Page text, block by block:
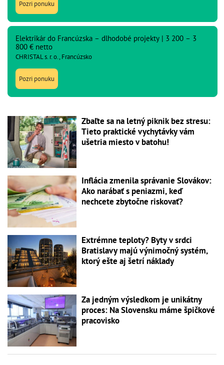
Pozri ponuku
Elektrikár do Francúzska – dlhodobé projekty | 3 200 – 3
800 € netto
CHRISTAL s. r. o., Francúzsko
Pozri ponuku
Zbaľte sa na letný piknik bez stresu:
Tieto praktické vychytávky vám
ušetria miesto v batohu!
Inflácia zmenila správanie Slovákov:
Ako narábať s peniazmi, keď
nechcete zbytočne riskovať?
Extrémne teploty? Byty v srdci
Bratislavy majú výnimočný systém,
ktorý ešte aj šetrí náklady
Za jedným výsledkom je unikátny
proces: Na Slovensku máme špičkové
pracovisko